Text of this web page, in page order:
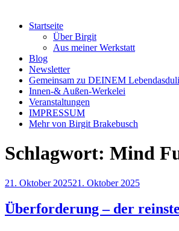
Startseite
Über Birgit
Aus meiner Werkstatt
Blog
Newsletter
Gemeinsam zu DEINEM
Innen-& Außen-Werkelei
Veranstaltungen
IMPRESSUM
Mehr von Birgit Brakebusch
Schlagwort: Mind
Veröffentlicht
21. Oktober 202521. Oktober 2025
Überforderung – der